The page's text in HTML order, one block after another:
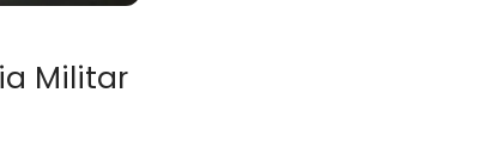
Militar